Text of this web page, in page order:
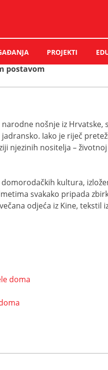
PROJEKTI
postavom
nošnje iz
Iako je riječ
njezinih nositelja –
kultura,
svakako pripada
odjeća iz Kine,
doma